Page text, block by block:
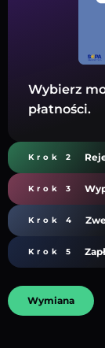
Wybierz
płatności.
Krok 2
Krok 3
Krok 4
Krok 5
Wymiana